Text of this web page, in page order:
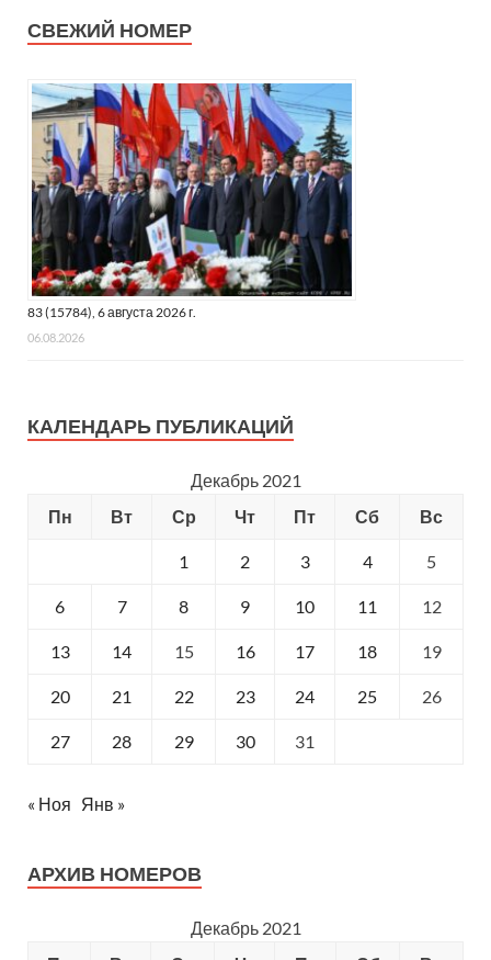
СВЕЖИЙ НОМЕР
83 (15784), 6 августа 2026 г.
06.08.2026
КАЛЕНДАРЬ ПУБЛИКАЦИЙ
Декабрь 2021
Пн
Вт Ср Чт Пт Сб Вс
1 2 3 4 5
6 7 8 9 10 11 12
13 14 15 16 17 18 19
20 21 22 23 24 25 26
27 28 29 30 31
« Ноя Янв »
АРХИВ НОМЕРОВ
Декабрь 2021